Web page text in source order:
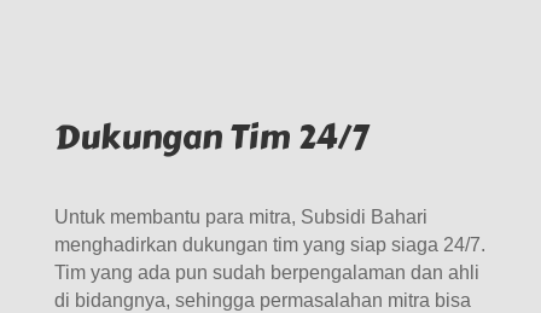
Dukungan Tim 24/7
Untuk membantu para mitra, Subsidi Bahari
menghadirkan dukungan tim yang siap siaga 24/7.
Tim yang ada pun sudah berpengalaman dan ahli
di bidangnya, sehingga permasalahan mitra bisa